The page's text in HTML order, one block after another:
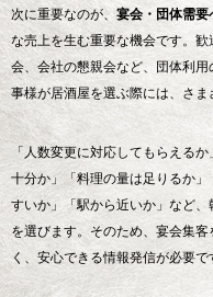
次に重要なのが、 宴会・団体需要
な売上を生む重要な機会です。
会、会社の懇親会など、団体利
事様が居酒屋を選ぶ際には、さま
「人数変更に対応してもらえる
十分か」「料理の量は足りるか
すいか」「駅から近いか」など
を選びます。そのため、宴会集
く、安心できる情報発信が必要で